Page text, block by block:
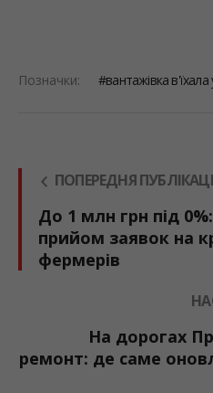
Позначки: вантажівка в'їхала
ПОПЕРЕДНЯ
До 1 млн грн під
прийом заявок на
фермерів
На дорогах
ремонт: де саме